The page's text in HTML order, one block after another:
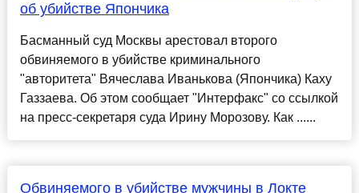
об убийстве Япончика
Басманный суд Москвы арестовал второго
обвиняемого в убийстве криминального
"авторитета" Вячеслава Иванькова (Япончика) Каху
Газзаева. Об этом сообщает "Интерфакс" со ссылкой
на пресс-секретаря суда Ирину Морозову. Как ......
Обвиняемого в убийстве мужчины в Локте